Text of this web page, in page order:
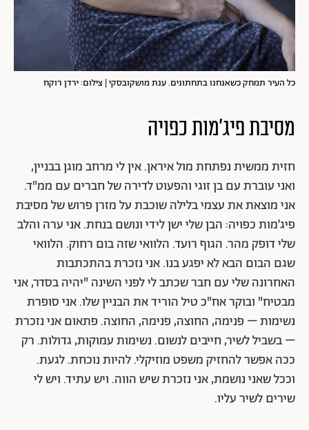
כל העיר תמחק כשאנחנו בתחתונים. ענת מושקובסקי | צילום: ירדן רוקח
מסיבת פיג'מות כפויה
חזית ממשית נפתחת מול איראן. אין לי מרחב מוגן בבניין,
ואני עוברת עם בן זוגי והפעוט לדירה של חברים עם ממ"ד.
אני מוצאת את עצמי בלילה שוכבת על מזרן פרוש של מסיבת
פיג׳מות כפויה: הבן שלי ישן לידי ונושם בנחת. אני ערה והלב
שלי דופק מהר. הגוף רועד. הלוואי שזה בום רחוק. הלוואי
שגם הבום הבא לא יפגע בנו. אני נזכרת בהתכתבות
האחרונה שלי עם חבר שכתב לי לפני השינה "יהיה בסדר, אני
מבטיח" ובוקר אח"כ טיל הוריד את הבניין שלו. אני סופרת
נשימות – פנימה, החוצה, פנימה, החוצה. פתאום אני נזכרת
– בשביל לשיר, חייבים לנשום. נשימות עמוקות, גדולות. רק
ככה אפשר להחזיק משפט מוזיקלי. להיות נוכחת. לגעת.
וככל שאני נושמת, אני נזכרת שיש הווה. ויש עתיד. ויש לי
שירים לשיר עליו.